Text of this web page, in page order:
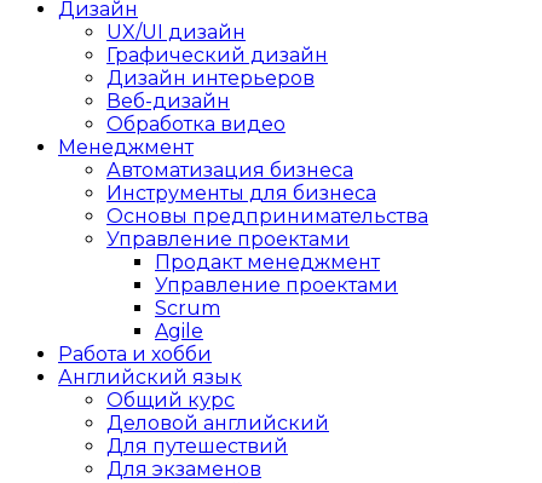
Дизайн
UX/UI дизайн
Графический дизайн
Дизайн интерьеров
Веб-дизайн
Обработка видео
Менеджмент
Автоматизация бизнеса
Инструменты для бизнеса
Основы предпринимательства
Управление проектами
Продакт менеджмент
Управление проектами
Scrum
Agile
Работа и хобби
Английский язык
Общий курс
Деловой английский
Для путешествий
Для экзаменов